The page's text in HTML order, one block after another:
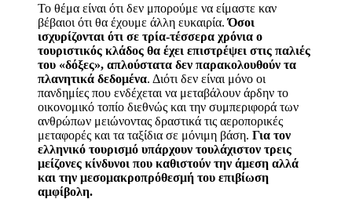
Το θέμα είναι ότι δεν μπορούμε να είμαστε καν
βέβαιοι ότι θα έχουμε άλλη ευκαιρία.Όσοι
ισχυρίζονται ότι σε τρία-τέσσερα χρόνια ο
τουριστικός κλάδος θα έχει επιστρέψει στις παλιές
του «δόξες», απλούστατα δεν παρακολουθούν τα
πλανητικά δεδομένα. Διότι δεν είναι μόνο οι
πανδημίες που ενδέχεται να μεταβάλουν άρδην το
οικονομικό τοπίο διεθνώς και την συμπεριφορά των
ανθρώπων μειώνοντας δραστικά τις αεροπορικές
μεταφορές και τα ταξίδια σε μόνιμη βάση. Για τον
ελληνικό τουρισμό υπάρχουν τουλάχιστον τρεις
μείζονες κίνδυνοι που καθιστούν την άμεση αλλά
και την μεσομακροπρόθεσμή του επιβίωση
αμφίβολη.